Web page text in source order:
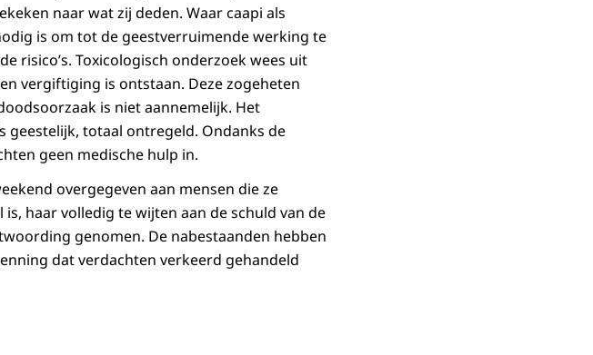
naar wat zij deden. Waar caapi als
is om tot de geestverruimende werking te
risico’s. Toxicologisch onderzoek wees uit
vergiftiging is ontstaan. Deze zogeheten
is niet aannemelijk. Het
geestelijk, totaal ontregeld. Ondanks de
geen medische hulp in.
overgegeven aan mensen die ze
haar volledig te wijten aan de schuld van de
genomen. De nabestaanden hebben
dat verdachten verkeerd gehandeld